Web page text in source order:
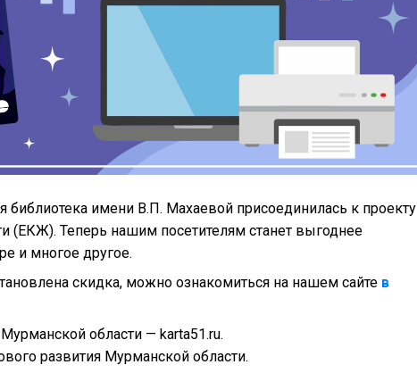
имени В.П. Махаевой присоединилась к проекту
(ЕКЖ). Теперь нашим посетителям станет выгоднее
и многое другое.
скидка, можно ознакомиться на нашем сайте в
области — karta51.ru.
развития Мурманской области.